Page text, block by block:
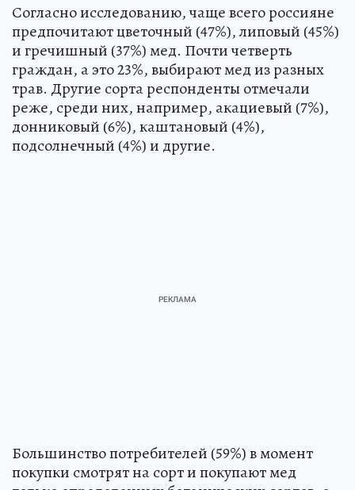
Согласно исследованию, чаще всего россияне
предпочитают цветочный (47%), липовый (45%)
и гречишный (37%) мед. Почти четверть
граждан, а это 23%, выбирают мед из разных
трав. Другие сорта респонденты отмечали
реже, среди них, например, акациевый (7%),
донниковый (6%), каштановый (4%),
подсолнечный (4%) и другие.
Большинство потребителей (59%) в момент
покупки смотрят на сорт и покупают мед